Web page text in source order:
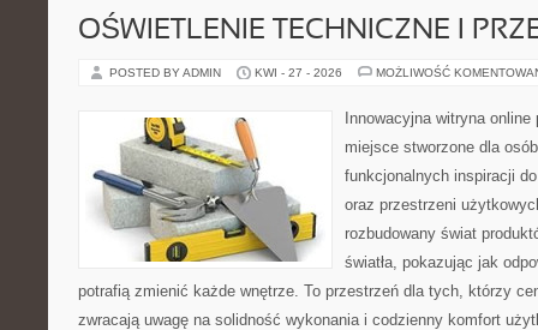
OŚWIETLENIE TECHNICZNE I
POSTED BY ADMIN KWI - 27 - 2026 MOŻLIWOŚĆ
Innowacyjna witryna
miejsce stworzone dla
funkcjonalnych inspiracji
oraz przestrzeni
rozbudowany świat
światła, pokazując jak
potrafią zmienić każde wnętrze. To przestrzeń dla tych, którzy
zwracają uwagę na solidność wykonania i codzienny komfort